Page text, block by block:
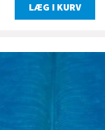
LÆG I KURV